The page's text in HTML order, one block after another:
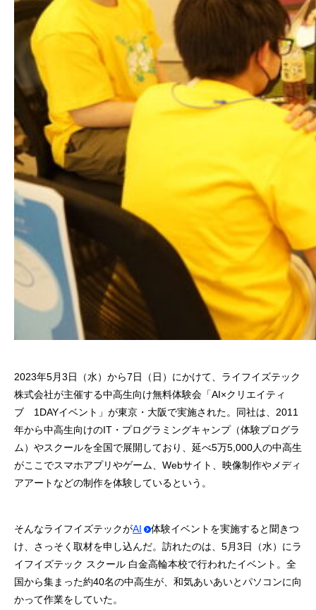
2023年5月3日（水）から7日（日）にかけて、ライフイズテック
株式会社が主催する中高生向け無料体験会「AI×クリエイティ
ブ 1DAYイベント」が東京・大阪で実施された。同社は、2011
年から中高生向けのIT・プログラミングキャンプ（体験プログラ
ム）やスクールを全国で展開しており、延べ5万5,000人の中高生
がここでスマホアプリやゲーム、Webサイト、映像制作やメディ
アアートなどの制作を体験しているという。
そんなライフイズテックがAI
体験イベントを実施すると聞きつ
け、さっそく取材を申し込んだ。訪れたのは、5月3日（水）にラ
イフイズテック スクール 白金高輪本校で行われたイベント。全
国から集まった約40名の中高生が、和気あいあいとパソコンに向
かって作業をしていた。